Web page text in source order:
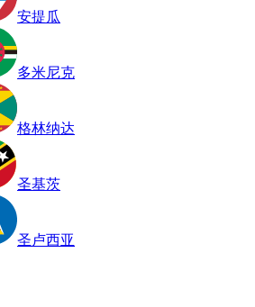
安提瓜
多米尼克
格林纳达
圣基茨
圣卢西亚